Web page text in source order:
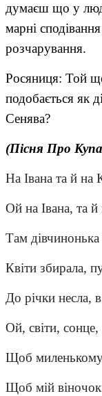
думаєш що у
марні
розчарування.
Росяниця: Той
подобається як
Сенява?
(Пісня Про
На Івана та й на
Ой на Івана, та
Там дівчинонька
Квіти збирала,
До річки несла,
Ой, світи, сонце,
Щоб миленькому
Щоб мій